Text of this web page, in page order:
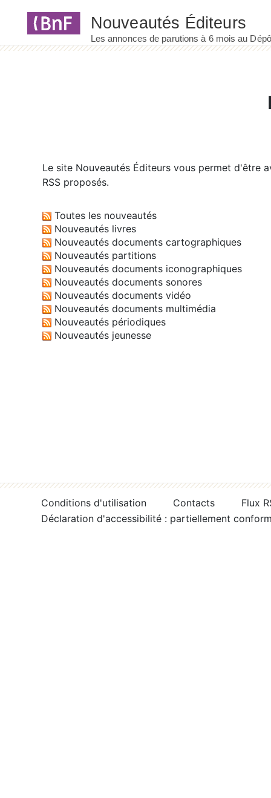
Le site Nouveautés Éditeurs vous permet d'être
RSS proposés.
Toutes les nouveautés
Nouveautés livres
Nouveautés documents cartographiques
Nouveautés partitions
Nouveautés documents iconographiques
Nouveautés documents sonores
Nouveautés documents vidéo
Nouveautés documents multimédia
Nouveautés périodiques
Nouveautés jeunesse
Conditions d'utilisation Contacts
Flux
Déclaration d'accessibilité : partiellement